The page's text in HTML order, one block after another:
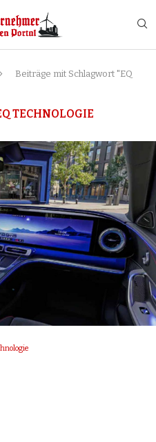
Beiträge mit Schlagwort "EQ
TECHNOLOGIE